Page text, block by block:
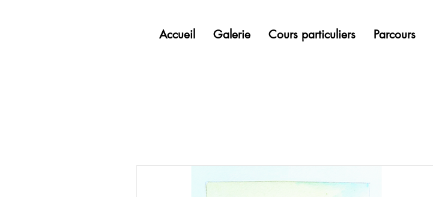
Accueil Galerie Cours particuliers Parcours